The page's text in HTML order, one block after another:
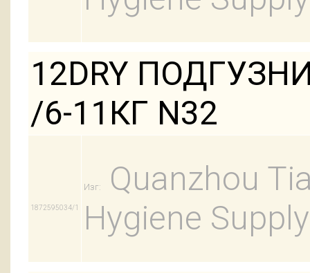
12DRY
/6-11КГ N32
1872595034/1
Изг:
Quanzhou
Hygiene